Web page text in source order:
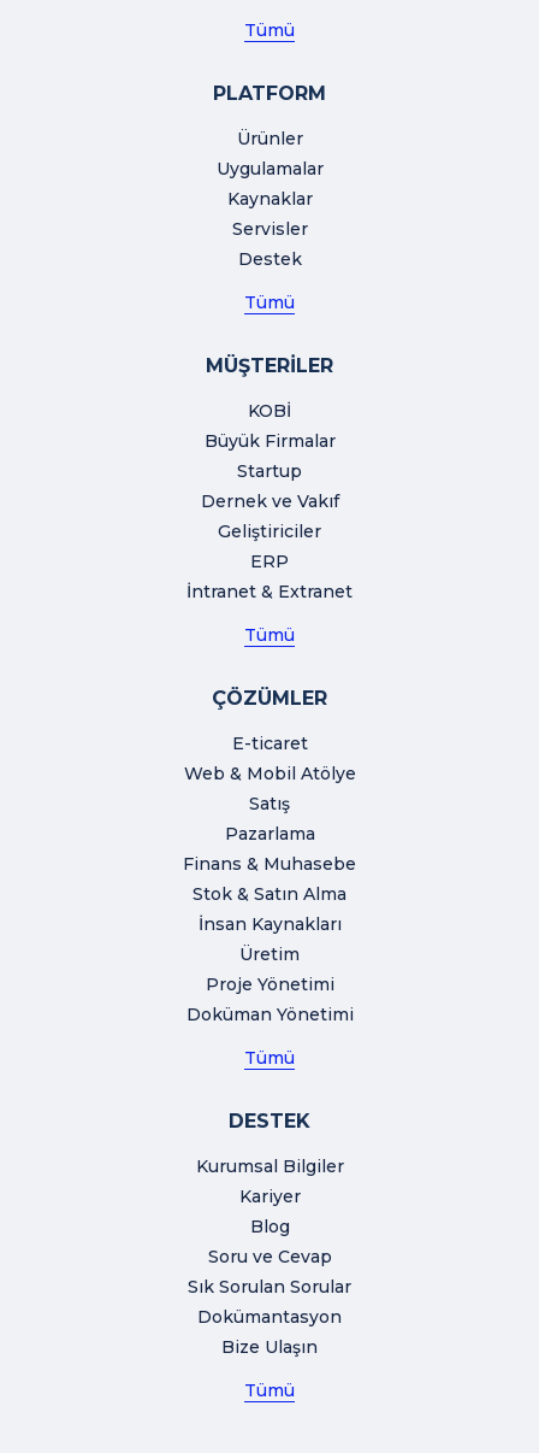
Tümü
PLATFORM
Ürünler
Uygulamalar
Kaynaklar
Servisler
Destek
Tümü
MÜŞTERİLER
KOBİ
Büyük Firmalar
Startup
Dernek ve Vakıf
Geliştiriciler
ERP
İntranet & Extranet
Tümü
ÇÖZÜMLER
E-ticaret
Web & Mobil Atölye
Satış
Pazarlama
Finans & Muhasebe
Stok & Satın Alma
İnsan Kaynakları
Üretim
Proje Yönetimi
Doküman Yönetimi
Tümü
DESTEK
Kurumsal Bilgiler
Kariyer
Blog
Soru ve Cevap
Sık Sorulan Sorular
Dokümantasyon
Bize Ulaşın
Tümü